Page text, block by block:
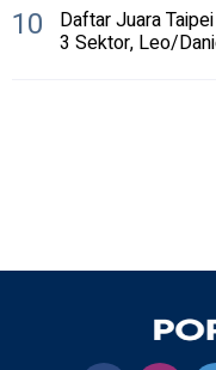
10 Daftar Juara
3 Sektor, Leo/